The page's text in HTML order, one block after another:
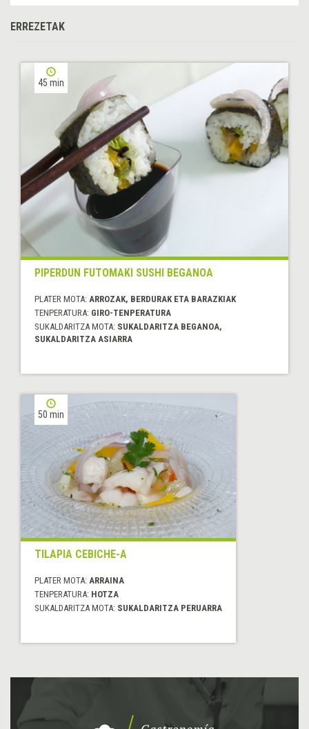
ERREZETAK
45 min
PIPERDUN FUTOMAKI SUSHI BEGANOA
PLATER MOTA: ARROZAK, BERDURAK ETA BARAZKIAK
TENPERATURA: GIRO-TENPERATURA
SUKALDARITZA MOTA: SUKALDARITZA BEGANOA,
SUKALDARITZA ASIARRA
50 min
TILAPIA CEBICHE-A
PLATER MOTA: ARRAINA
TENPERATURA: HOTZA
SUKALDARITZA MOTA: SUKALDARITZA PERUARRA